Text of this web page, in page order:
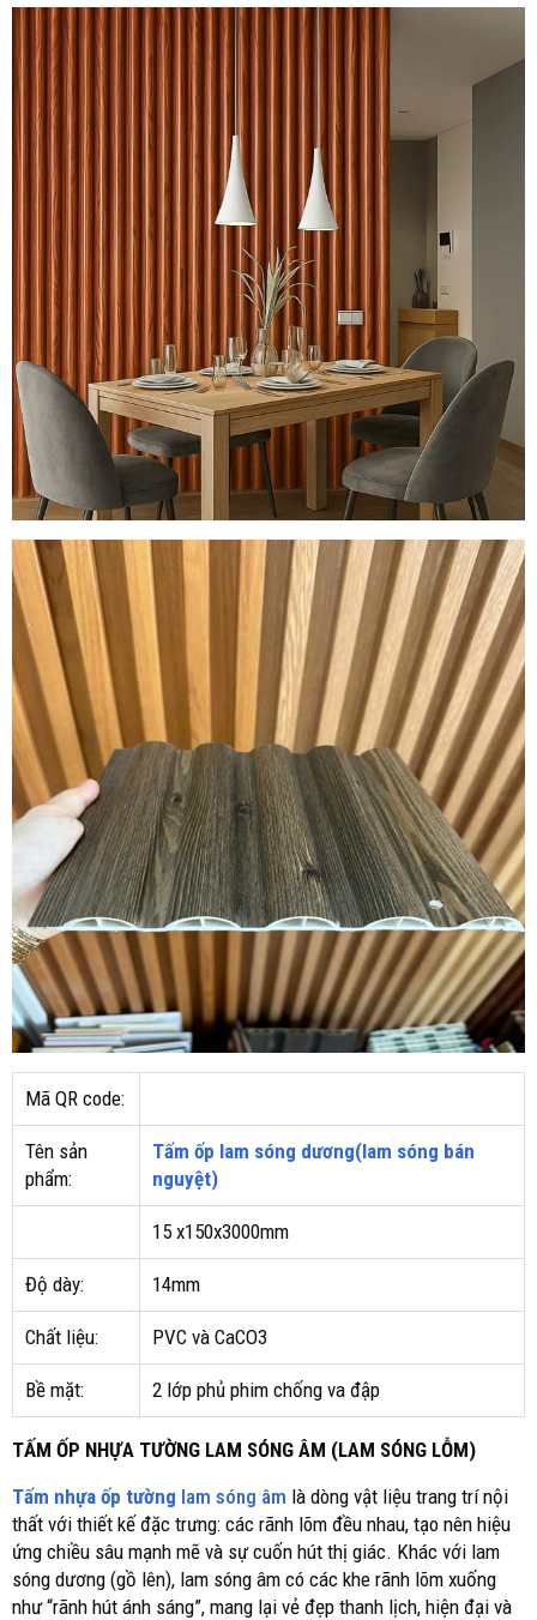
Mã QR code:
Tên sản
phẩm:
Tấm ốp lam sóng dương(lam sóng bán
nguyệt)
15 x150x3000mm
Độ dày: 14mm
Chất liệu: PVC và CaCO3
Bề mặt: 2 lớp phủ phim chống va đập
TẤM ỐP NHỰA TƯỜNG LAM SÓNG ÂM (LAM SÓNG LỖM)
Tấm nhựa ốp tường lam sóng âm là dòng vật liệu trang trí nội
thất với thiết kế đặc trưng: các rãnh lõm đều nhau, tạo nên hiệu
ứng chiều sâu mạnh mẽ và sự cuốn hút thị giác. Khác với lam
sóng dương (gồ lên), lam sóng âm có các khe rãnh lõm xuống
như “rãnh hút ánh sáng”, mang lại vẻ đẹp thanh lịch, hiện đại và